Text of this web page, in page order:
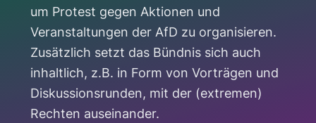
um Protest gegen Aktionen und
Veranstaltungen der AfD zu organisieren.
Zusätzlich setzt das Bündnis sich auch
inhaltlich, z.B. in Form von Vorträgen und
Diskussionsrunden, mit der (extremen)
Rechten auseinander.